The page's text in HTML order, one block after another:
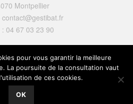
Montpellier
contact@gestibat.fr
: 04 67 03 23 90
pour vous garantir la meilleure
La poursuite de la consultation vaut
de ces cookies.
OK